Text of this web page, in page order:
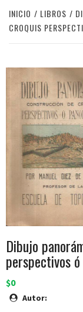
INICIO LIBROS
CROQUIS
Dibujo
perspectivos
$0
Autor: